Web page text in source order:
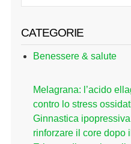
CATEGORIE
Benessere & salute
Melagrana: l’acido
contro lo stress
Ginnastica
rinforzare il core dopo